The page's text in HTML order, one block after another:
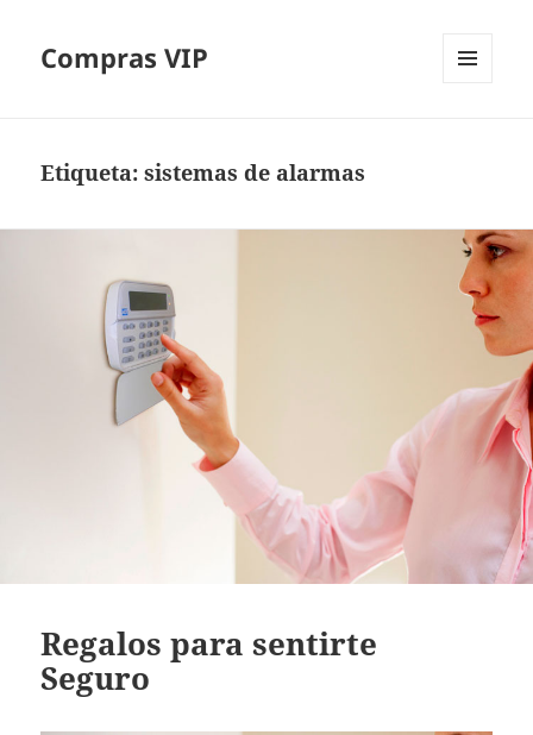
Compras VIP
Etiqueta:sistemas de alarmas
Regalos para sentirte
Seguro